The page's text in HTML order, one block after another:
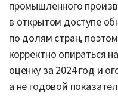
промышленного
в открытом доступе
по долям стран,
корректно опираться
оценку за 2024 год и
а не годовой